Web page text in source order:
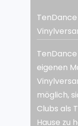
eigenen
möglich,
Clubs als
Hause zu